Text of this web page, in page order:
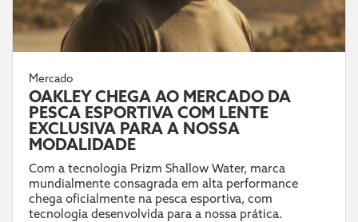
Mercado
OAKLEY CHEGA AO MERCADO DA
PESCA ESPORTIVA COM LENTE
EXCLUSIVA PARA A NOSSA
MODALIDADE
Com a tecnologia Prizm Shallow Water, marca
mundialmente consagrada em alta performance
chega oficialmente na pesca esportiva, com
tecnologia desenvolvida para a nossa prática.